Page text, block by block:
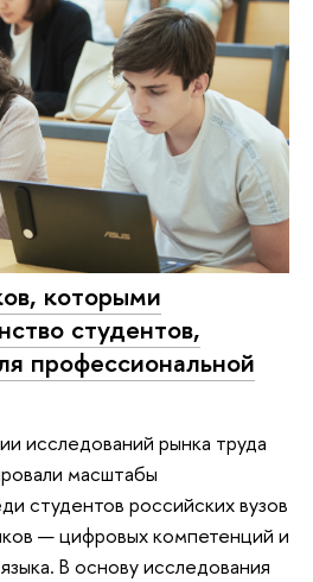
которыми
студентов,
профессиональной
исследований рынка труда
масштабы
студентов российских вузов
— цифровых компетенций и
В основу исследования